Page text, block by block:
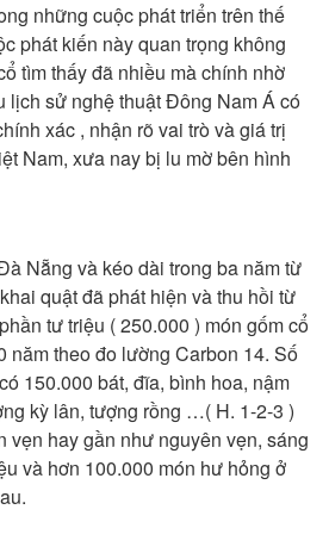
những cuộc phát triển trên thế
phát kiến này quan trọng không
tìm thấy đã nhiều mà chính nhờ
lịch sử nghệ thuật Đông Nam Á có
xác , nhận rõ vai trò và giá trị
Nam, xưa nay bị lu mờ bên hình
Nẵng và kéo dài trong ba năm từ
quật đã phát hiện và thu hồi từ
tư triệu ( 250.000 ) món gốm cổ
năm theo đo lường Carbon 14. Số
150.000 bát, đĩa, bình hoa, nậm
kỳ lân, tượng rồng …( H. 1-2-3 )
vẹn hay gần như nguyên vẹn, sáng
và hơn 100.000 món hư hỏng ở